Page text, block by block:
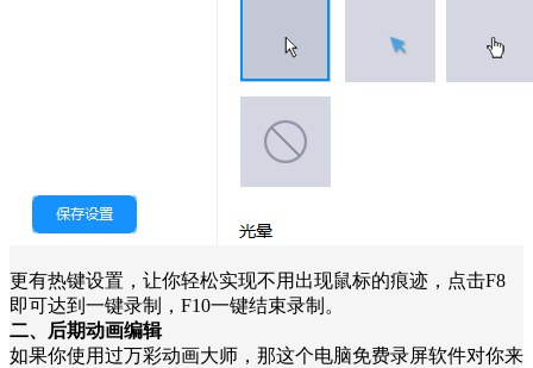
更有热键设置，让你轻松实现不用出现鼠标的痕迹，点击F8
即可达到一键录制，F10一键结束录制。
二、后期动画编辑
如果你使用过万彩动画大师，那这个电脑免费录屏软件对你来